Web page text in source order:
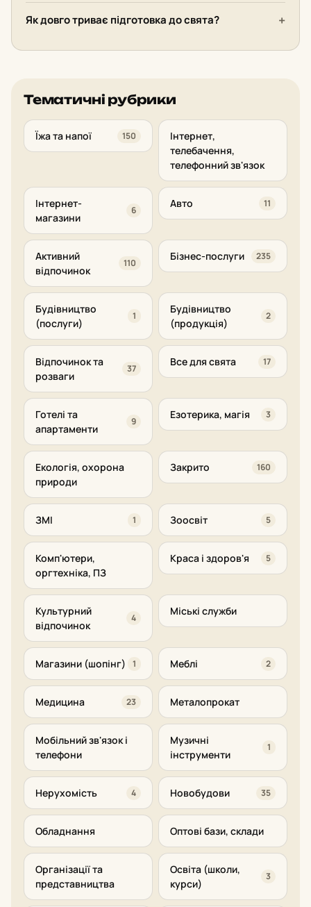
Як довго триває підготовка до свята?
Тематичні рубрики
Їжа та напої 150
Інтернет,
телебачення,
телефонний зв'язок
Інтернет-
магазини
6
Авто 11
Активний
відпочинок
110
Бізнес-послуги 235
Будівництво
(послуги)
1
Будівництво
(продукція)
2
Відпочинок та
розваги
37
Все для свята 17
Готелі та
апартаменти
9
Езотерика, магія 3
Екологія, охорона
природи
Закрито 160
ЗМІ 1 Зоосвіт 5
Комп'ютери,
оргтехніка, ПЗ
Краса і здоров'я 5
Культурний
відпочинок
4
Міські служби
Магазини (шопінг) 1 Меблі 2
Медицина 23 Металопрокат
Мобільний зв'язок і
телефони
Музичні
інструменти
1
Нерухомість 4 Новобудови 35
Обладнання Оптові бази, склади
Організації та
представництва
Освіта (школи,
курси)
3